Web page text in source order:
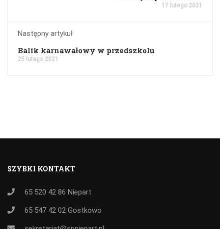
17 lutego 2021
Następny artykuł
Balik karnawałowy w przedszkolu
25 lutego 2021
SZYBKI KONTAKT
65 520 42 86 Niepart
65 547 42 02 Gostkowo